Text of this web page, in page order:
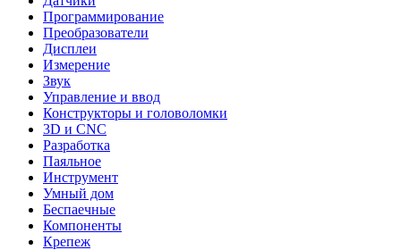
Программирование
Преобразователи
Дисплеи
Измерение
Звук
Управление и ввод
Конструкторы и головоломки
3D и CNC
Разработка
Паяльное
Инструмент
Умный дом
Беспаечные
Компоненты
Крепеж